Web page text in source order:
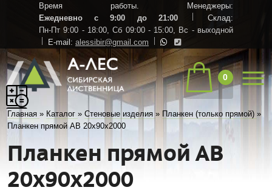
Время работы. Менеджеры:
Ежедневно с 9:00 до 21:00
Склад:
Пн-Пт 9:00 - 18:00, Сб 09:00 - 15:00, Вс - выходной
E-mail: alessibir@gmail.com
0
Главная » Каталог »Стеновые изделия » Планкен (только прямой) »
Планкен прямой АВ 20х90х2000
Планкен прямой АВ
20х90х2000